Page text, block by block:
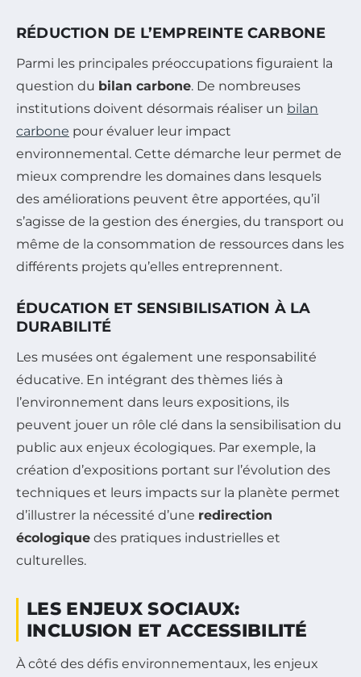
RÉDUCTION DE L’EMPREINTE CARBONE
Parmi les principales préoccupations figuraient la
question du bilan carbone. De nombreuses
institutions doivent désormais réaliser un bilan
carbone pour évaluer leur impact
environnemental. Cette démarche leur permet de
mieux comprendre les domaines dans lesquels
des améliorations peuvent être apportées, qu’il
s’agisse de la gestion des énergies, du transport ou
même de la consommation de ressources dans les
différents projets qu’elles entreprennent.
ÉDUCATION ET SENSIBILISATION À LA
DURABILITÉ
Les musées ont également une responsabilité
éducative. En intégrant des thèmes liés à
l’environnement dans leurs expositions, ils
peuvent jouer un rôle clé dans la sensibilisation du
public aux enjeux écologiques. Par exemple, la
création d’expositions portant sur l’évolution des
techniques et leurs impacts sur la planète permet
d’illustrer la nécessité d’une redirection
écologique des pratiques industrielles et
culturelles.
LES ENJEUX SOCIAUX:
INCLUSION ET ACCESSIBILITÉ
À côté des défis environnementaux, les enjeux